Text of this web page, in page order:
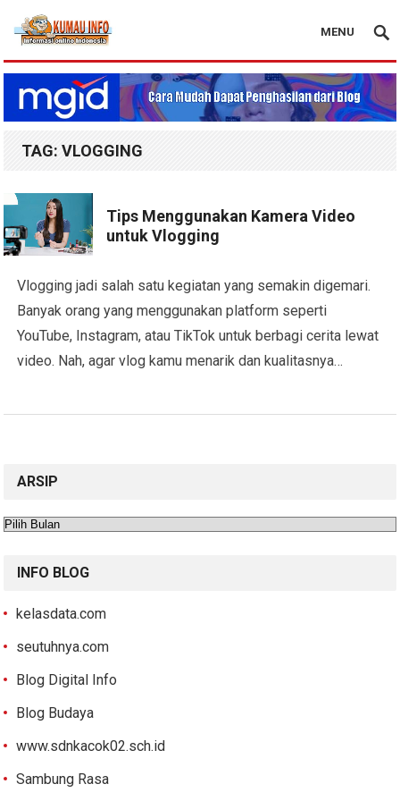
Blog Kumau Info
MENU
TAG:VLOGGING
Tips Menggunakan Kamera Video
untuk Vlogging
Vlogging jadi salah satu kegiatan yang semakin digemari.
Banyak orang yang menggunakan platform seperti
YouTube, Instagram, atau TikTok untuk berbagi cerita lewat
video. Nah, agar vlog kamu menarik dan kualitasnya…
ARSIP
Arsip
INFO BLOG
kelasdata.com
seutuhnya.com
Blog Digital Info
Blog Budaya
www.sdnkacok02.sch.id
Sambung Rasa